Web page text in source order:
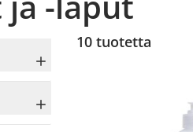
10 tuotetta